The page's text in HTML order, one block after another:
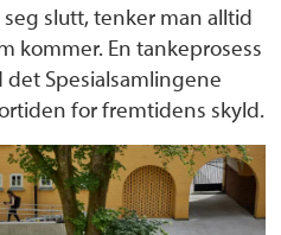
slutt, tenker man alltid
kommer. En tankeprosess
Spesialsamlingene
for fremtidens skyld.